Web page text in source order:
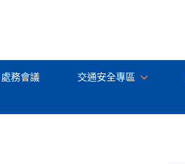
處務會議 交通安全專區